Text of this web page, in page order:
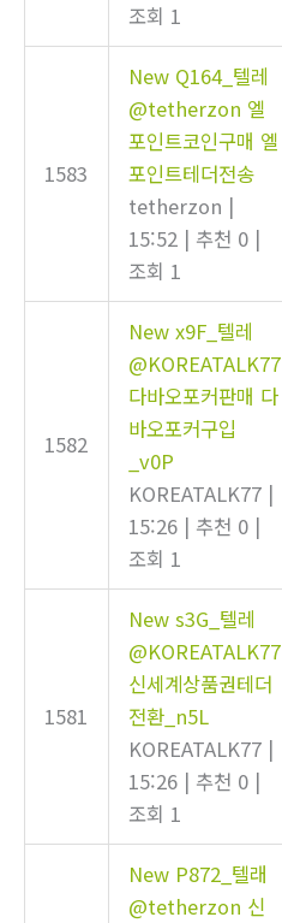
조회 1
1583
New Q164_텔레
@tetherzon 엘
포인트코인구매 엘
포인트테더전송
tetherzon |
15:52 | 추천 0 |
조회 1
1582
New x9F_텔레
@KOREATALK77
다바오포커판매 다
바오포커구입
_v0P
KOREATALK77 |
15:26 | 추천 0 |
조회 1
1581
New s3G_텔레
@KOREATALK77
신세계상품권테더
전환_n5L
KOREATALK77 |
15:26 | 추천 0 |
조회 1
New P872_텔래
@tetherzon 신